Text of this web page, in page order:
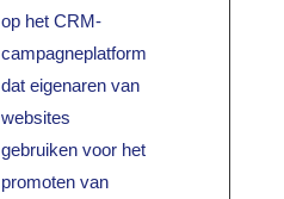
op het CRM-
campagneplatform
dat eigenaren van
websites
gebruiken voor het
promoten van